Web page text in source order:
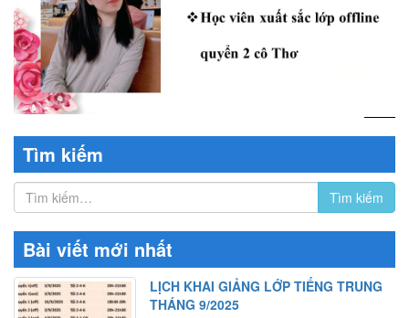
Tìm kiếm
Bài viết mới nhất
LỊCH KHAI GIẢNG LỚP TIẾNG TRUNG
THÁNG 9/2025